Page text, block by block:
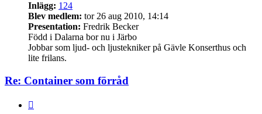
Inlägg: 124
Blev medlem: tor 26 aug 2010, 14:14
Presentation: Fredrik Becker
Född i Dalarna bor nu i Järbo
Jobbar som ljud- och ljustekniker på Gävle Konserthus och
lite frilans.
Re: Container som förråd